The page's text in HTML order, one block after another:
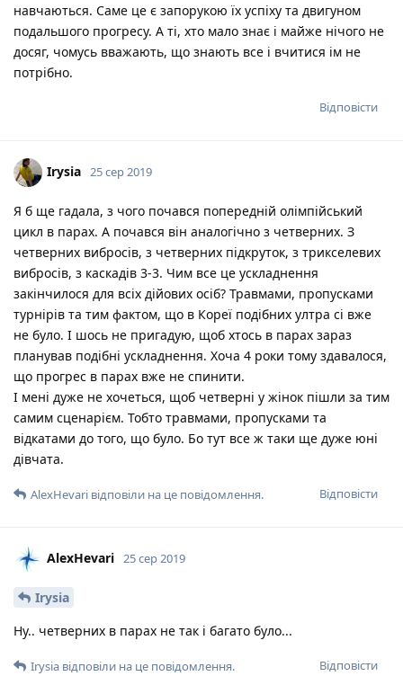
навчаються. Саме це є запорукою їх успіху та двигуном
подальшого прогресу. А ті, хто мало знає і майже нічого не
досяг, чомусь вважають, що знають все і вчитися ім не
потрібно.
Відповісти
Irysia 25 сер 2019
Я б ще гадала, з чого почався попередній олімпійський
цикл в парах. А почався він аналогічно з четверних. З
четверних вибросів, з четверних підкруток, з трикселевих
вибросів, з каскадів 3-3. Чим все це ускладнення
закінчилося для всіх дійових осіб? Травмами, пропусками
турнірів та тим фактом, що в Кореї подібних ултра сі вже
не було. І шось не пригадую, щоб хтось в парах зараз
планував подібні ускладнення. Хоча 4 роки тому здавалося,
що прогрес в парах вже не спинити.
І мені дуже не хочеться, щоб четверні у жінок пішли за тим
самим сценарієм. Тобто травмами, пропусками та
відкатами до того, що було. Бо тут все ж таки ще дуже юні
дівчата.
Відповісти
AlexHevari відповіли на це повідомлення.
AlexHevari 25 сер 2019
Irysia
Ну.. четверних в парах не так і багато було...
Відповісти
Irysia відповіли на це повідомлення.